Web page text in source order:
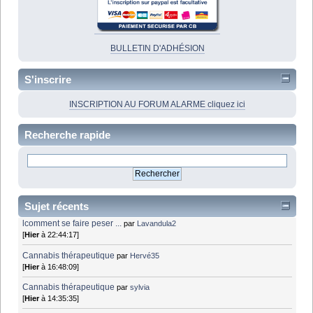
BULLETIN D'ADHÉSION
S'inscrire
INSCRIPTION AU FORUM ALARME cliquez ici
Recherche rapide
Sujet récents
lcomment se faire peser ... par Lavandula2
[Hierà 22:44:17]
Cannabis thérapeutique par Hervé35
[Hierà 16:48:09]
Cannabis thérapeutique parsylvia
[Hierà 14:35:35]